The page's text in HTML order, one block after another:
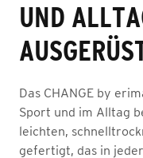
UND
Das CHANGE by
Sport und im Alltag
leichten,
gefertigt, das in